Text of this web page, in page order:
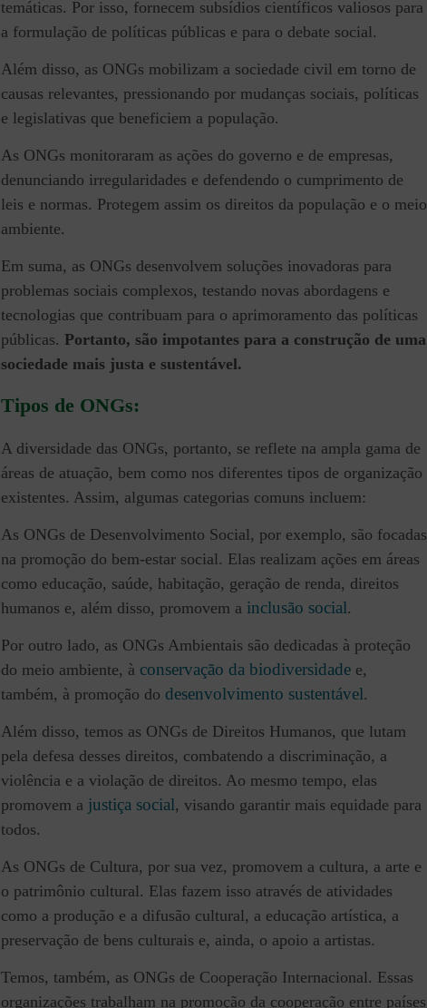
temáticas. Por isso, fornecem subsídios científicos valiosos para
a formulação de políticas públicas e para o debate social.
Além disso, as ONGs mobilizam a sociedade civil em torno de
causas relevantes, pressionando por mudanças sociais, políticas
e legislativas que beneficiem a população.
As ONGs monitoraram as ações do governo e de empresas,
denunciando irregularidades e defendendo o cumprimento de
leis e normas. Protegem assim os direitos da população e o meio
ambiente.
Em suma, as ONGs desenvolvem soluções inovadoras para
problemas sociais complexos, testando novas abordagens e
tecnologias que contribuam para o aprimoramento das políticas
públicas. Portanto, são impotantes para a construção de uma
sociedade mais justa e sustentável.
Tipos de ONGs:
A diversidade das ONGs, portanto, se reflete na ampla gama de
áreas de atuação, bem como nos diferentes tipos de organização
existentes. Assim, algumas categorias comuns incluem:
As ONGs de Desenvolvimento Social, por exemplo, são focadas
na promoção do bem-estar social. Elas realizam ações em áreas
como educação, saúde, habitação, geração de renda, direitos
humanos e, além disso, promovem a inclusão social.
Por outro lado, as ONGs Ambientais são dedicadas à proteção
do meio ambiente, à conservação da biodiversidade e,
também, à promoção do desenvolvimento sustentável.
Além disso, temos as ONGs de Direitos Humanos, que lutam
pela defesa desses direitos, combatendo a discriminação, a
violência e a violação de direitos. Ao mesmo tempo, elas
promovem a justiça social, visando garantir mais equidade para
todos.
As ONGs de Cultura, por sua vez, promovem a cultura, a arte e
o patrimônio cultural. Elas fazem isso através de atividades
como a produção e a difusão cultural, a educação artística, a
preservação de bens culturais e, ainda, o apoio a artistas.
Temos, também, as ONGs de Cooperação Internacional. Essas
organizações trabalham na promoção da cooperação entre países